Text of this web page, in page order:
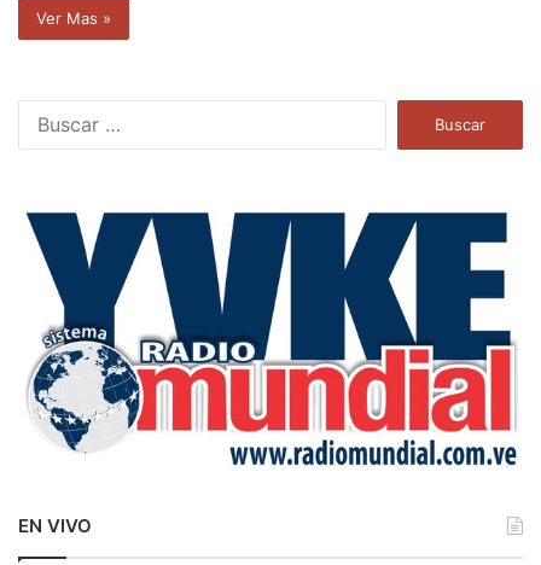
Ver Mas »
a
EN VIVO